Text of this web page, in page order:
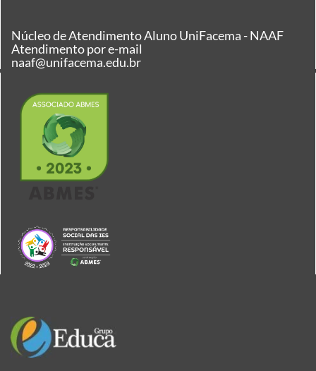
Núcleo de Atendimento Aluno UniFacema - NAAF
Atendimento por e-mail
naaf@unifacema.edu.br